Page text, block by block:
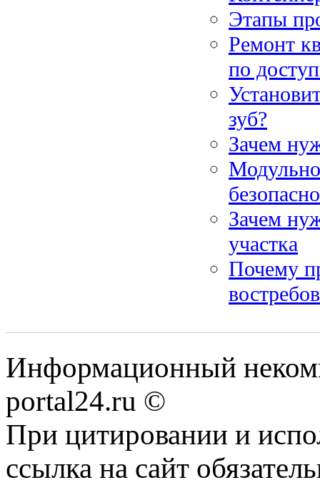
Этапы
Ремонт
по
зуб?
Зачем
Зачем
участка
Почему
Информационный
portal24.ru ©
При цитировании и
ссылка на сайт